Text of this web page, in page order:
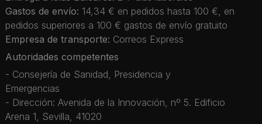
Gastos de envío: 14,34 € en pedidos hasta 100 €, en
pedidos superiores a 100 € gastos de envío gratuito
Empresa de transporte: Correos Express
Autoridades competentes
- Consejería de Sanidad, Presidencia y
Emergencias
- Dirección: Avenida de la Innovación, nº 5. Edificio
Arena 1, Sevilla, 41020